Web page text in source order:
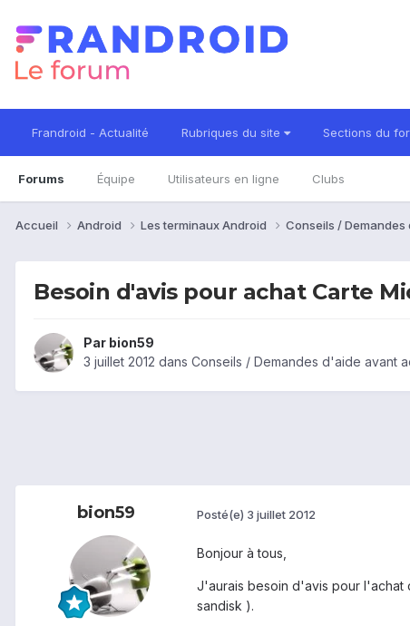
Frandroid - Actualité Rubriques du site Sections du
Forums Équipe Utilisateurs en ligne Clubs
Accueil Android Les terminaux Android Conseils /
Besoin d'avis pour achat Carte
Par bion59
3 juillet 2012 dans Conseils / Demandes d'aide avant
bion59 Posté(e) 3 juillet 2012
Bonjour à tous,
J'aurais besoin d'avis pour l'achat
sandisk ).